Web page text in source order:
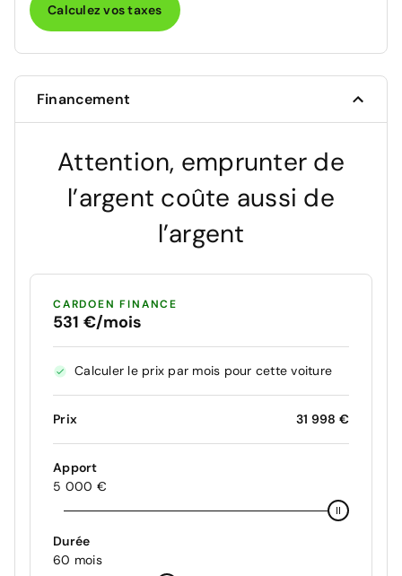
Calculez vos taxes
Financement
Attention, emprunter de
l’argent coûte aussi de
l’argent
CARDOEN FINANCE
531 €/mois
Calculer le prix par mois pour cette voiture
Prix 31 998 €
Apport
5 000 €
Durée
60 mois